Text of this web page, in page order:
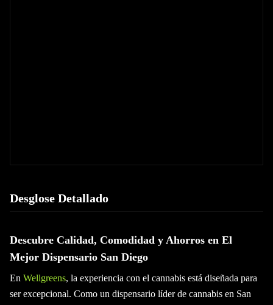
Desglose Detallado
Descubre Calidad, Comodidad y Ahorros en El
Mejor Dispensario San Diego
En Wellgreens, la experiencia con el cannabis está diseñada para
ser excepcional. Como un dispensario líder de cannabis en San